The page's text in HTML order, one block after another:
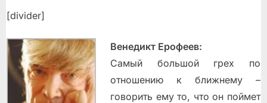
[divider]
Венедикт Ерофеев:
Самый большой грех по
отношению к ближнему –
говорить ему то, что он поймет